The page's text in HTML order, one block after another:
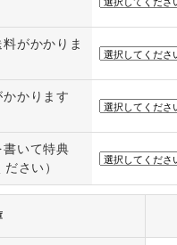
がかかりま
かります
書いて特典
さい）